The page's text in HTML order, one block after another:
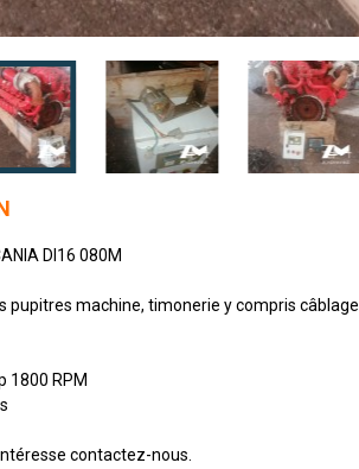
DI16 080M
pupitres machine, timonerie y compris câblage.
1800 RPM
contactez-nous.